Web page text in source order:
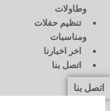
وطاولات
تنظيم حفلات
ومناسبات
اخر اخبارنا
اتصل بنا
اتصل بنا